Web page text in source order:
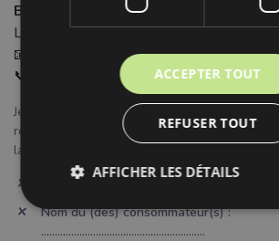
Bubulákovo s.r.o.
Lužná 2320/6, Šaľa, 927 05
📧
info@bubutissus.fr
📞 +421 905 383 904
Je/nous (*) vous notifie/notifions (*) par la
rétractation du contrat portant sur la vente
la prestation de service (*) ci-dessous :
Commandé le (*) / Reçu le (*) :
Nom du (des) consommateur(s) :
............................................................
ACCEPTER TOUT
REFUSER TOUT
AFFICHER LES DÉTAILS